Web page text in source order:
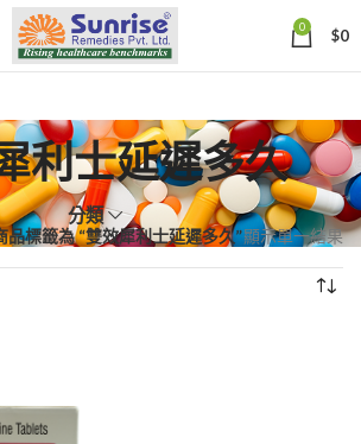
0 $0
利士延遲多久
分類
品標籤為 “雙效犀利士延遲多久”顯示單一結果